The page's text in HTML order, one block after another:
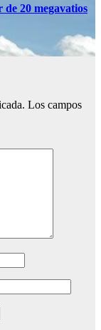
20 megavatios
Los campos